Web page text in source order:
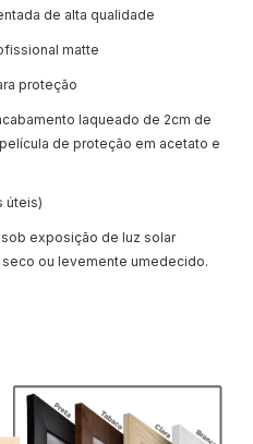
de alta qualidade
matte
proteção
laqueado de 2cm de
de proteção em acetato e
úteis)
exposição de luz solar
ou levemente umedecido.